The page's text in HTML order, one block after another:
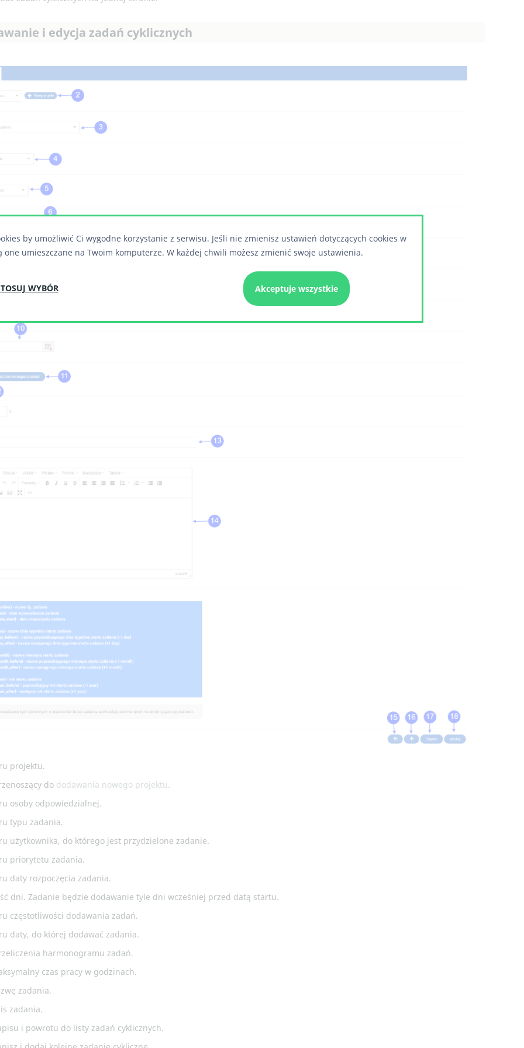
i edycja zadań cyklicznych
projektu.
do dodawania nowego projektu.
osoby odpowiedzialnej.
typu zadania.
użytkownika, do którego jest przydzielone zadanie.
priorytetu zadania.
daty rozpoczęcia zadania.
dni. Zadanie będzie dodawanie tyle dni wcześniej przed datą startu.
częstotliwości dodawania zadań.
daty, do której dodawać zadania.
harmonogramu zadań.
czas pracy w godzinach.
zadania.
zadania.
i powrotu do listy zadań cyklicznych.
by umożliwić Ci wygodne korzystanie z serwisu. Jeśli nie zmienisz ustawień dotyczących cookies w
one umieszczane na Twoim komputerze. W każdej chwili możesz zmienić swoje ustawienia.
WYBÓR Akceptuje wszystkie